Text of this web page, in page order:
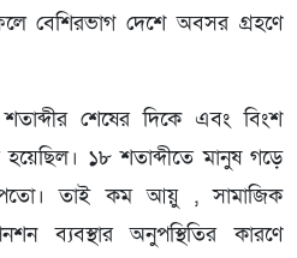
বেশিরভাগ দেশে অবসর গ্রহণে
শেষের দিকে এবং বিংশ
হয়েছিল। ১৮ শতাব্দীতে মানুষ গড়ে
তাই কম আয়ু , সামাজিক
ব্যবস্থার অনুপস্থিতির কারণে